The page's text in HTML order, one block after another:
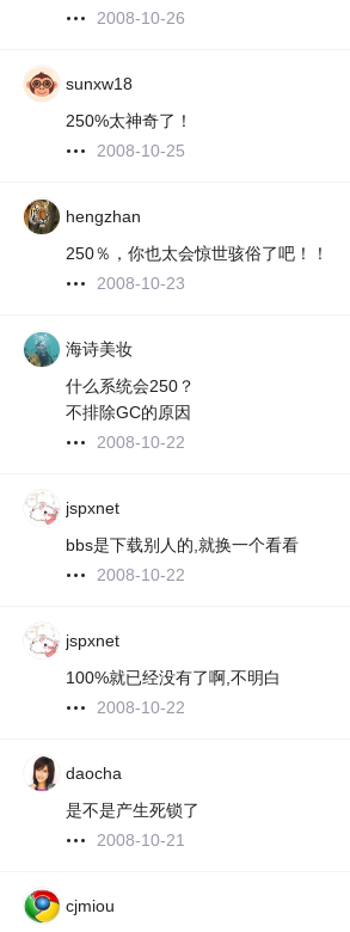
2008-10-26
sunxw18
250%太神奇了！
2008-10-25
hengzhan
250％，你也太会惊世骇俗了吧！！
2008-10-23
海诗美妆
什么系统会250？
不排除GC的原因
2008-10-22
jspxnet
bbs是下载别人的,就换一个看看
2008-10-22
jspxnet
100%就已经没有了啊,不明白
2008-10-22
daocha
是不是产生死锁了
2008-10-21
cjmiou